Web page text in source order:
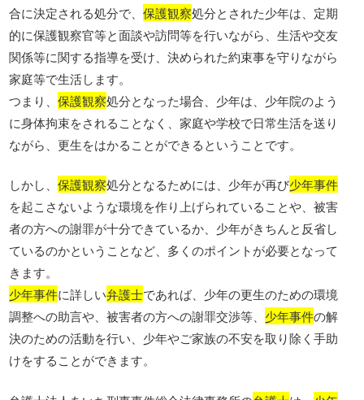
合に決定される処分で、保護観察処分とされた少年は、定期
的に保護観察官等と面談や訪問等を行いながら、生活や交友
関係等に関する指導を受け、決められた約束事を守りながら
家庭等で生活します。
つまり、保護観察処分となった場合、少年は、少年院のよう
に身体拘束をされることなく、家庭や学校で日常生活を送り
ながら、更生をはかることができるということです。
しかし、保護観察処分となるためには、少年が再び少年事件
を起こさないような環境を作り上げられていることや、被害
者の方への謝罪が十分できているか、少年がきちんと反省し
ているのかということなど、多くのポイントが必要となって
きます。
少年事件に詳しい弁護士であれば、少年の更生のための環境
調整への助言や、被害者の方への謝罪交渉等、 少年事件の解
決のための活動を行い、少年やご家族の不安を取り除く手助
けをすることができます。